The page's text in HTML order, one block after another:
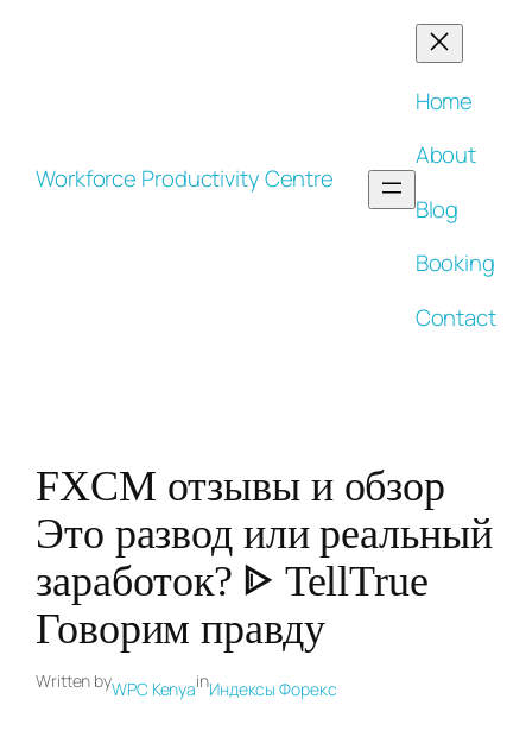
Workforce Productivity Centre
Home
About
Blog
Booking
Contact
FXCM отзывы и обзор
Это развод или реальный
заработок? ᐈ TellTrue
Говорим правду
Written byWPC KenyainИндексы Форекс